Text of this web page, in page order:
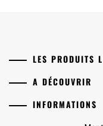
LES PRODUITS
A DÉCOUVRIR
INFORMATIONS